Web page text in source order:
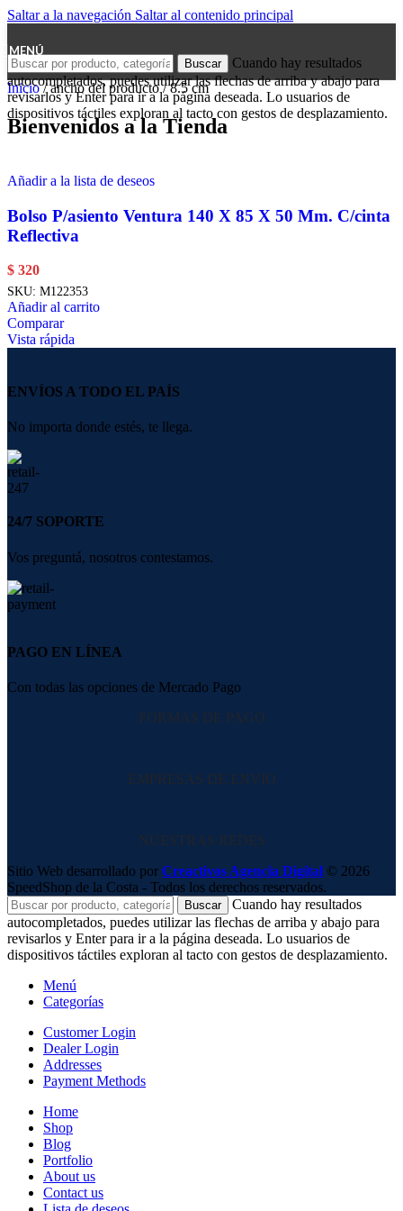
Saltar a la navegación Saltar al contenido principal
MENÚ
Buscar
Cuando hay resultados
autocompletados, puedes utilizar las flechas de arriba y abajo para
revisarlos y Enter para ir a la página deseada. Lo usuarios de
dispositivos táctiles exploran al tacto con gestos de desplazamiento.
Inicio/ ancho del producto/ 8.5 cm
Bienvenidos a la Tienda
Añadir a la lista de deseos
Bolso P/asiento Ventura 140 X 85 X 50 Mm. C/cinta
Reflectiva
$ 320
SKU: M122353
Añadir al carrito
Comparar
Vista rápida
ENVÍOS A TODO EL PAÍS
No importa donde estés, te llega.
24/7 SOPORTE
Vos preguntá, nosotros contestamos.
PAGO EN LÍNEA
Con todas las opciones de Mercado Pago
FORMAS DE PAGO
EMPRESAS DE ENVIO
NUESTRAS REDES
Sitio Web desarrollado por Creactivos Agencia Digital © 2026
SpeedShop de la Costa - Todos los derechos reservados.
Buscar
Cuando hay resultados
autocompletados, puedes utilizar las flechas de arriba y abajo para
revisarlos y Enter para ir a la página deseada. Lo usuarios de
dispositivos táctiles exploran al tacto con gestos de desplazamiento.
Menú
Categorías
Customer Login
Dealer Login
Addresses
Payment Methods
Home
Shop
Blog
Portfolio
About us
Contact us